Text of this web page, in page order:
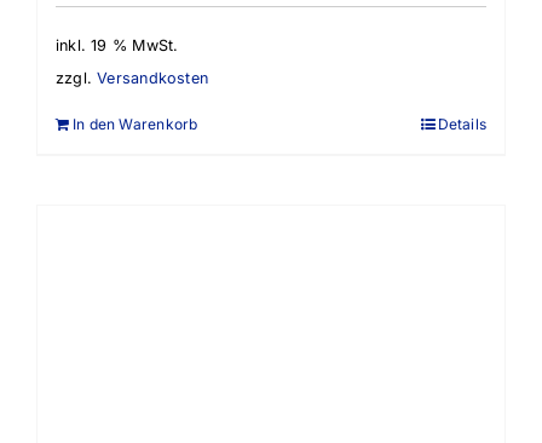
inkl. 19 % MwSt.
zzgl.Versandkosten
In den Warenkorb Details